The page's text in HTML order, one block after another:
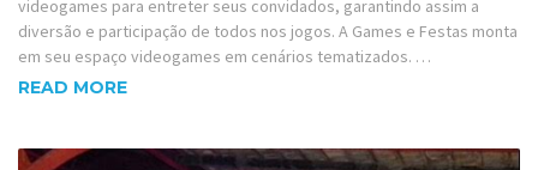
videogames para entreter seus convidados, garantindo assim a
diversão e participação de todos nos jogos. A Games e Festas monta
em seu espaço videogames em cenários tematizados. …
READ MORE